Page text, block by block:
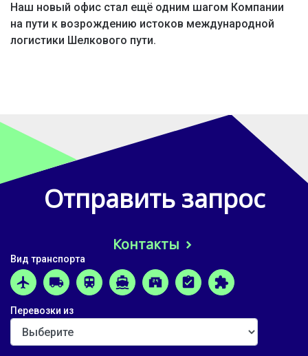
Наш новый офис стал ещё одним шагом Компании
на пути к возрождению истоков международной
логистики Шелкового пути.
Отправить запрос
Контакты
Вид транспорта
airplanemode_active local_shipping train directions_boat local_convenience_store assignment_turned_in extension
Перевозки из